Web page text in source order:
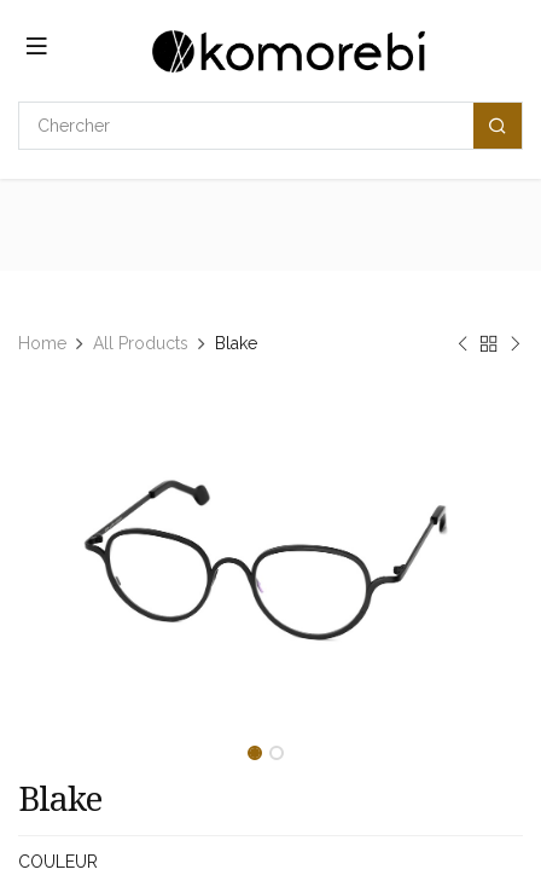
Home All Products ​​Blake
​​Blake
COULEUR